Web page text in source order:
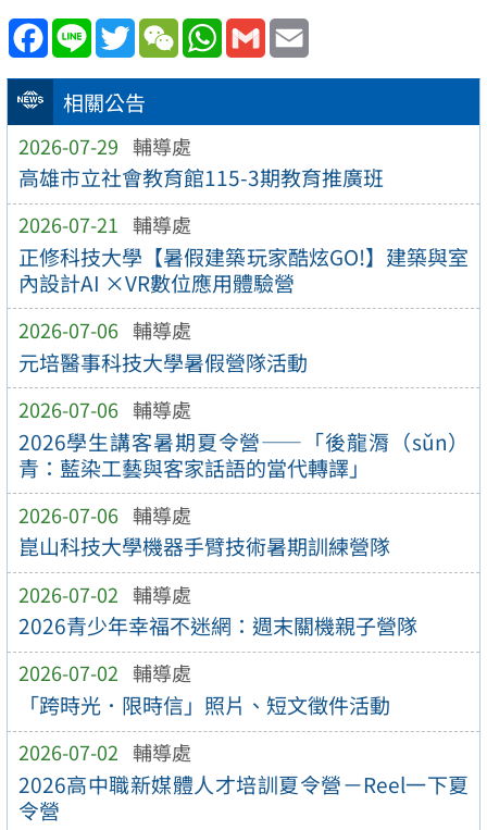
相關公告
2026-07-29 輔導處
高雄市立社會教育館115-3期教育推廣班
2026-07-21 輔導處
正修科技大學【暑假建築玩家酷炫GO!】建築與室
內設計AI ×VR數位應用體驗營
2026-07-06 輔導處
元培醫事科技大學暑假營隊活動
2026-07-06 輔導處
2026學生講客暑期夏令營——「後龍漘（sǔn）
青：藍染工藝與客家話語的當代轉譯」
2026-07-06 輔導處
崑山科技大學機器手臂技術暑期訓練營隊
2026-07-02 輔導處
2026青少年幸福不迷網：週末關機親子營隊
2026-07-02 輔導處
「跨時光．限時信」照片、短文徵件活動
2026-07-02 輔導處
2026高中職新媒體人才培訓夏令營－Reel一下夏
令營
Facebook
Line TwitterWeChatWhatsApp
Gmail